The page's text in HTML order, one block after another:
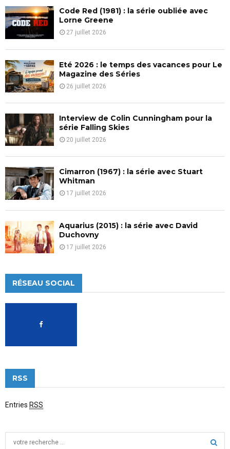
f
o
r
:
C
H
Code Red (1981) : la série oubliée avec
Lorne Greene
27 juillet 2026
Eté 2026 : le temps des vacances pour Le
Magazine des Séries
26 juillet 2026
Interview de Colin Cunningham pour la
série Falling Skies
20 juillet 2026
Cimarron (1967) : la série avec Stuart
Whitman
17 juillet 2026
Aquarius (2015) : la série avec David
Duchovny
17 juillet 2026
RÉSEAU SOCIAL
RSS
Entries RSS